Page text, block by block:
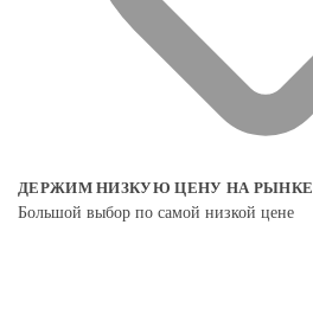
ДЕРЖИМ НИЗКУЮ ЦЕНУ НА РЫНКЕ
Большой выбор по самой низкой цене